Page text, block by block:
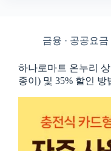
금융 · 공공요금
하나로마트 온누리
종이) 및 35% 할인 방